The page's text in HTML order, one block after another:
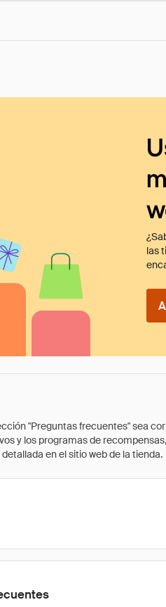
las
"Preguntas frecuentes" sea
y los programas de
en el sitio web de la tienda.